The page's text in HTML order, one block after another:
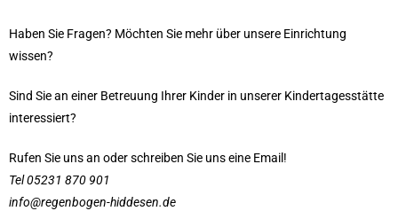
Haben Sie Fragen? Möchten Sie mehr über unsere Einrichtung
wissen?
Sind Sie an einer Betreuung Ihrer Kinder in unserer Kindertagesstätte
interessiert?
Rufen Sie uns an oder schreiben Sie uns eine Email!
Tel 05231 870 901
info@regenbogen-hiddesen.de